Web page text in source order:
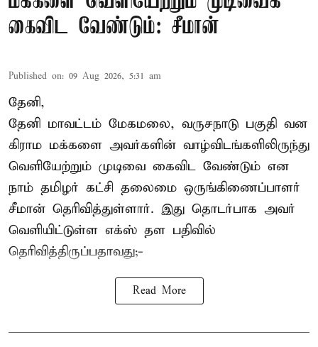
கைவிட வேண்டும்: சீமான்
Published on: 09 Aug 2026, 5:31 am
தேனி,
தேனி மாவட்டம் மேகமலை, வருசநாடு பகுதி வன
கிராம மக்களை அவர்களின் வாழ்விடங்களிலிருந்து
வெளியேற்றும் முடிவை கைவிட வேண்டும் என
நாம் தமிழர் கட்சி தலைமை ஒருங்கிணைப்பாளர்
சீமான் தெரிவித்துள்ளார். இது தொடர்பாக அவர்
வெளியிட்டுள்ள எக்ஸ் தள பதிவில்
தெரிவித்திருப்பதாவது;-
Read More